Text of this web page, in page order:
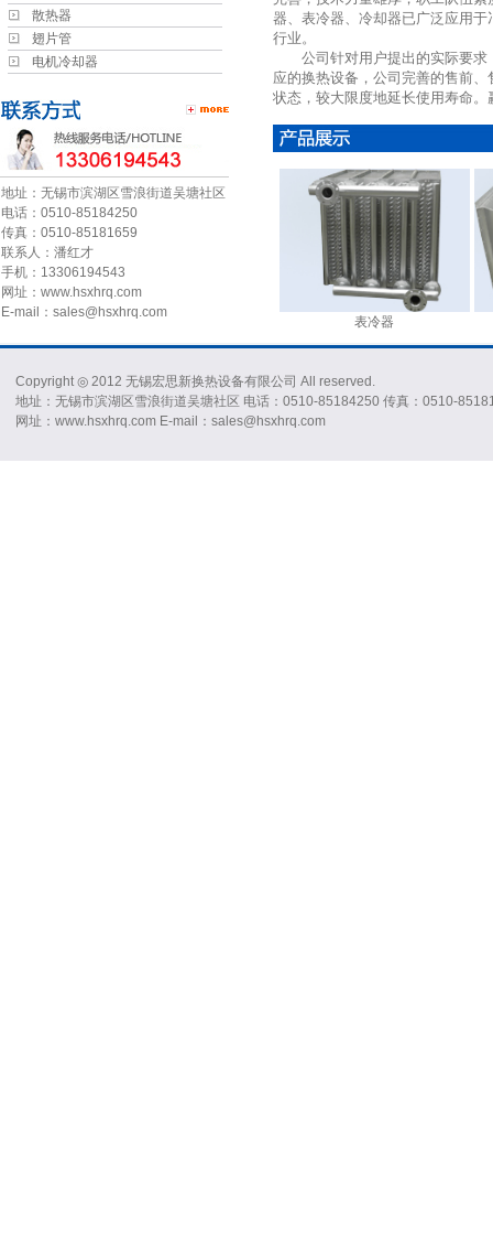
空调机组中的表冷器是什么东西
简述空气加热器的优点
板式换热器选型需提供资料
换热器的检查工作
工业换热器有哪些作用以及注意事项
电机换热器的原理
螺旋缠绕管式换热器是由于什么原因导致的运行不畅呢？
浅谈空气热交换器的工作原理
什么是空气换热器？
散热器
翅片管
电机冷却器
地址：无锡市滨湖区雪浪街道吴塘社区
电话：0510-85184250
传真：0510-85181659
联系人：潘红才
手机：13306194543
网址：www.hsxhrq.com
E-mail：sales@hsxhrq.com
器、表冷器、冷却器已广泛应用
行业。
公司针对用户提出的实际要求
应的换热设备，公司完善的售前
状态，较大限度地延长使用寿命
压缩气体冷却器 表冷器
Copyright ◎ 2012 无锡宏思新换热设备有限公司 All reserved.
地址：无锡市滨湖区雪浪街道吴塘社区 电话：0510-85184250 传真：0510-
网址：www.hsxhrq.com E-mail：sales@hsxhrq.com